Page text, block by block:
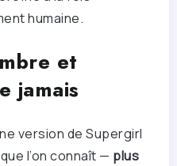
humaine.
et
jamais
version de Supergirl
l’on connaît — plus